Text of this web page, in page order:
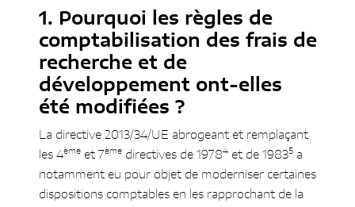
amortissement sur la durée
d’utilisation avec – par exception
– l’amortissement sur une
période forfaitaire maximale de
10 ans
des bénéfices en présence de
frais de développement activés
et non encore amortis à moins
que le montant des réserves
Pourquoi les règles de
comptabilisation des frais de
recherche et de
développement ont-elles
été modifiées ?
La directive 2013/34/UE abrogeant et remplaçant
les 4èmeet 7èmedirectives de 19784et de 19835a
notamment eu pour objet de moderniser certaines
dispositions comptables en les rapprochant de la